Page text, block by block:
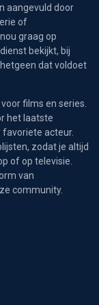
aangevuld door
of
graag op
bekijkt, bij
dat voldoet
films en series.
het laatste
acteur.
zodat je altijd
of op televisie.
van
community.